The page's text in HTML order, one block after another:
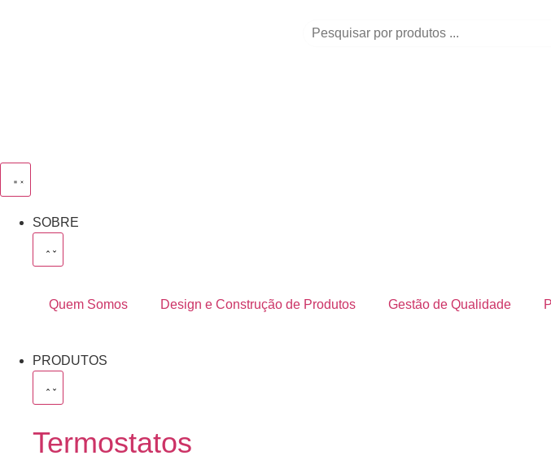
SOBRE
Quem Somos Design e Construção de Produtos Gestão de Qualidade
PRODUTOS
Termostatos